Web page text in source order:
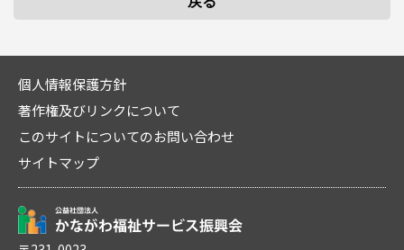
個人情報保護方針
著作権及びリンクについて
このサイトについてのお問い合わせ
サイトマップ